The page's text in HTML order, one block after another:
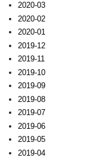
2020-03
2020-02
2020-01
2019-12
2019-11
2019-10
2019-09
2019-08
2019-07
2019-06
2019-05
2019-04